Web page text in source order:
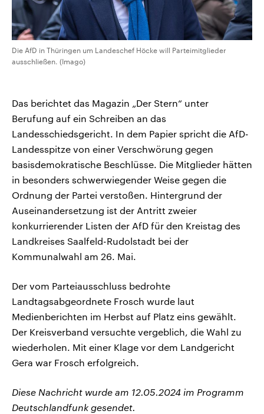
Die AfD in Thüringen um Landeschef Höcke will Parteimitglieder
ausschließen. (Imago)
Das berichtet das Magazin „Der Stern“ unter
Berufung auf ein Schreiben an das
Landesschiedsgericht. In dem Papier spricht die AfD-
Landesspitze von einer Verschwörung gegen
basisdemokratische Beschlüsse. Die Mitglieder hätten
in besonders schwerwiegender Weise gegen die
Ordnung der Partei verstoßen. Hintergrund der
Auseinandersetzung ist der Antritt zweier
konkurrierender Listen der AfD für den Kreistag des
Landkreises Saalfeld-Rudolstadt bei der
Kommunalwahl am 26. Mai.
Der vom Parteiausschluss bedrohte
Landtagsabgeordnete Frosch wurde laut
Medienberichten im Herbst auf Platz eins gewählt.
Der Kreisverband versuchte vergeblich, die Wahl zu
wiederholen. Mit einer Klage vor dem Landgericht
Gera war Frosch erfolgreich.
Diese Nachricht wurde am 12.05.2024 im Programm
Deutschlandfunk gesendet.